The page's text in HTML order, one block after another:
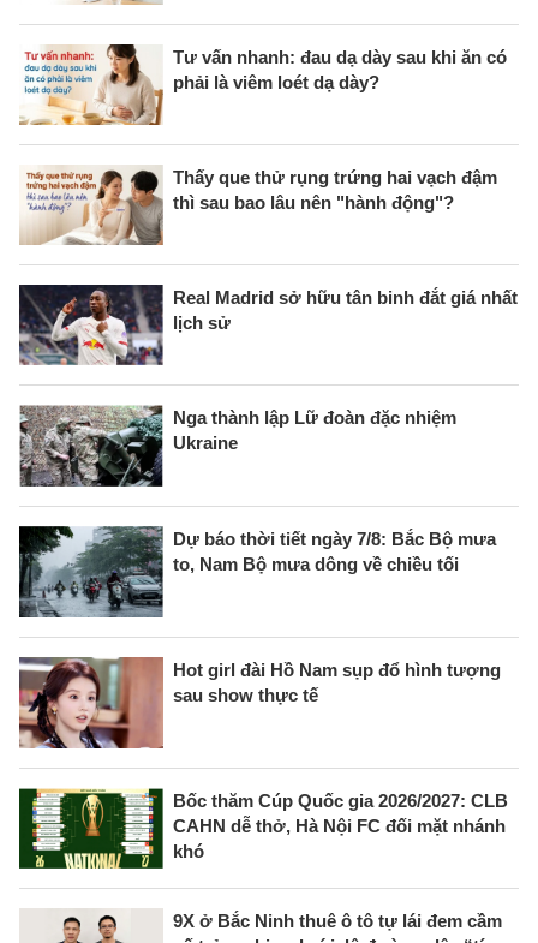
Tư vấn nhanh: đau dạ dày sau khi ăn có
phải là viêm loét dạ dày?
Thấy que thử rụng trứng hai vạch đậm
thì sau bao lâu nên "hành động"?
Real Madrid sở hữu tân binh đắt giá nhất
lịch sử
Nga thành lập Lữ đoàn đặc nhiệm
Ukraine
Dự báo thời tiết ngày 7/8: Bắc Bộ mưa
to, Nam Bộ mưa dông về chiều tối
Hot girl đài Hồ Nam sụp đổ hình tượng
sau show thực tế
Bốc thăm Cúp Quốc gia 2026/2027: CLB
CAHN dễ thở, Hà Nội FC đối mặt nhánh
khó
9X ở Bắc Ninh thuê ô tô tự lái đem cầm